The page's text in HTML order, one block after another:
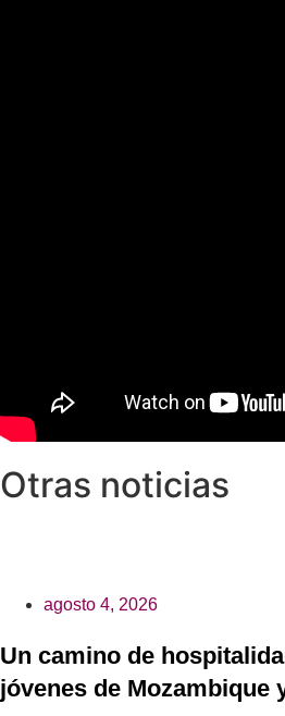
Otras noticias
agosto 4, 2026
Un camino de
jóvenes de Mozambique